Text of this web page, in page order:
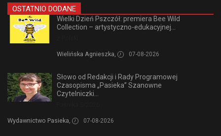
OSTATNIO DODANE
Wielki Dzień Pszczół: premiera Bee Wild
Collection – artystyczno-edukacyjnej...
Wielińska Agnieszka, 07-08-2026
Słowo od Redakcji i Rady Programowej
Czasopisma „Pasieka” Szanowne
Czytelniczki...
Wydawnictwo Pasieka, 07-08-2026